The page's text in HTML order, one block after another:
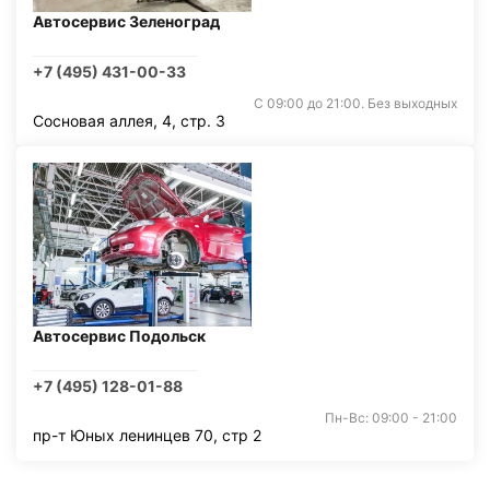
Автосервис Зеленоград
+7 (495) 431-00-33
С 09:00 до 21:00. Без выходных
Сосновая аллея, 4, стр. 3
Автосервис Подольск
+7 (495) 128-01-88
Пн-Вс: 09:00 - 21:00
пр-т Юных ленинцев 70, стр 2